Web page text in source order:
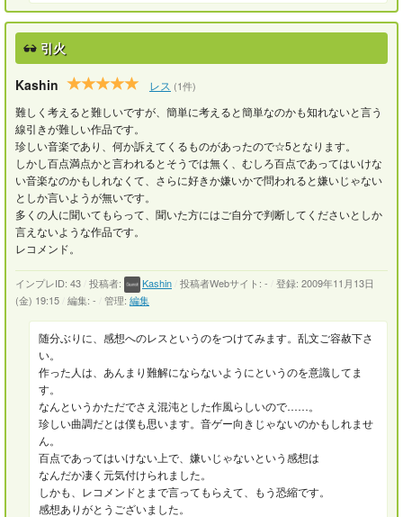
引火
Kashin レス (1件)
難しく考えると難しいですが、簡単に考えると簡単なのかも知れないと言う
線引きが難しい作品です。
珍しい音楽であり、何か訴えてくるものがあったので☆5となります。
しかし百点満点かと言われるとそうでは無く、むしろ百点であってはいけな
い音楽なのかもしれなくて、さらに好きか嫌いかで問われると嫌いじゃない
としか言いようが無いです。
多くの人に聞いてもらって、聞いた方にはご自分で判断してくださいとしか
言えないような作品です。
レコメンド。
インプレID: 43 投稿者: Kashin 投稿者Webサイト: -
登録: 2009年11月13日
(金) 19:15 編集: - 管理: 編集
随分ぶりに、感想へのレスというのをつけてみます。乱文ご容赦下さ
い。
作った人は、あんまり難解にならないようにというのを意識してま
す。
なんというかただでさえ混沌とした作風らしいので……。
珍しい曲調だとは僕も思います。音ゲー向きじゃないのかもしれませ
ん。
百点であってはいけない上で、嫌いじゃないという感想は
なんだか凄く元気付けられました。
しかも、レコメンドとまで言ってもらえて、もう恐縮です。
感想ありがとうございました。